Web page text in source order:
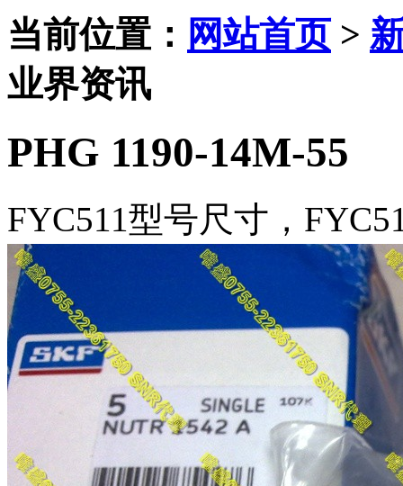
当前位置： 网站首页>
业界资讯
PHG 1190-14M-55
FYC511型号尺寸，